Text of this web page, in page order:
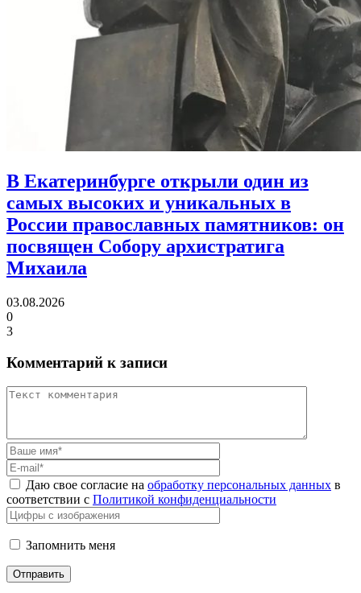
В Екатеринбурге открыли один из
самых высоких и уникальных в
России православных памятников: он
посвящен Собору архистратига
Михаила
03.08.2026
0
3
Комментарий к записи
Даю свое согласие на обработку персональных данных в
соответствии с Политикой конфиденциальности
Запомнить меня